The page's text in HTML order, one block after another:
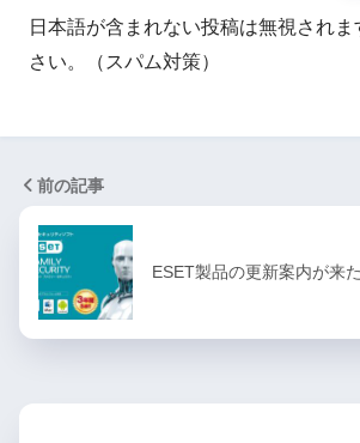
日本語が含まれない投稿は無視され
さい。（スパム対策）
前の記事
ESET製品の更新案内が来た